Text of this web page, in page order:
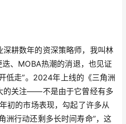
耕数年的资深策略师，我叫林
、MOBA热潮的消退，也见证
低走”。2024年上线的《三角洲
的关注——不是由于它曾经有多
初的市场表现，勾起了许多从
洲行动还剩多长时间寿命”，这